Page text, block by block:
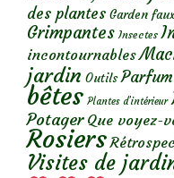
des plantes Garden
Grimpantes Insectes
incontournables
jardin Outils
bêtes Plantes d’intérieur
Potager Que voyez-
Rosiers
Visites de